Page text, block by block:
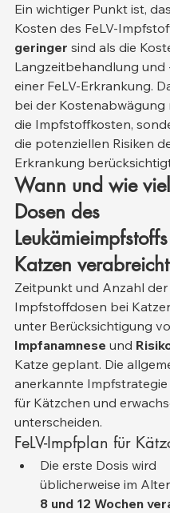
Ein wichtiger Punkt ist,
Kosten des FeLV-
geringer sind als die
Langzeitbehandlung und
einer FeLV-Erkrankung.
bei der Kostenabwägung
die Impfstoffkosten,
die potenziellen Risiken
Erkrankung
Wann und wie
Dosen des
Katzen
Zeitpunkt und Anzahl der
Impfstoffdosen bei
unter Berücksichtigung
Impfanamnese und
Katze geplant. Die
anerkannte Impfstrategie
für Kätzchen und
unterscheiden.
FeLV-Impfplan für
Die erste Dosis wird
üblicherweise im
8 und 12 Wochen